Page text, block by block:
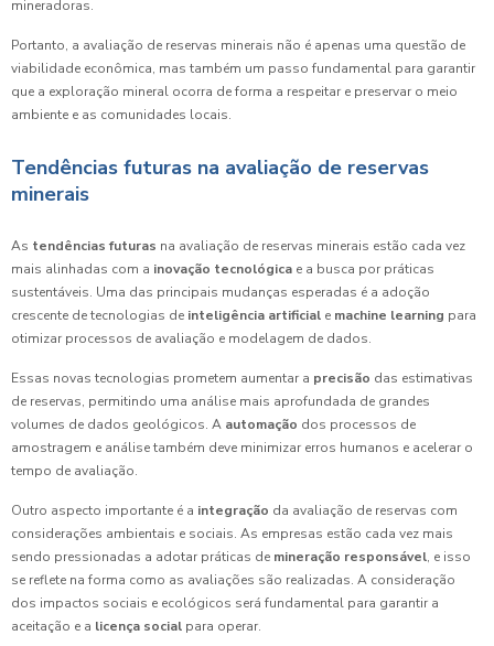
mineradoras.
Portanto, a avaliação de reservas minerais não é apenas uma questão de
viabilidade econômica, mas também um passo fundamental para garantir
que a exploração mineral ocorra de forma a respeitar e preservar o meio
ambiente e as comunidades locais.
Tendências futuras na avaliação de reservas
minerais
As tendências futuras na avaliação de reservas minerais estão cada vez
mais alinhadas com a inovação tecnológica e a busca por práticas
sustentáveis. Uma das principais mudanças esperadas é a adoção
crescente de tecnologias de inteligência artificial e machine learning para
otimizar processos de avaliação e modelagem de dados.
Essas novas tecnologias prometem aumentar a precisão das estimativas
de reservas, permitindo uma análise mais aprofundada de grandes
volumes de dados geológicos. A automação dos processos de
amostragem e análise também deve minimizar erros humanos e acelerar o
tempo de avaliação.
Outro aspecto importante é a integração da avaliação de reservas com
considerações ambientais e sociais. As empresas estão cada vez mais
sendo pressionadas a adotar práticas de mineração responsável, e isso
se reflete na forma como as avaliações são realizadas. A consideração
dos impactos sociais e ecológicos será fundamental para garantir a
aceitação e a licença social para operar.